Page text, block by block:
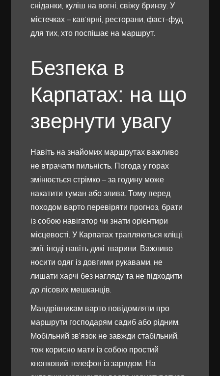
сніданки, куліш на вогні, свіжу бринзу. У
містечках – кав’ярні, ресторани, фаст-фуд
для тих, хто поспішає на маршрут.
Безпека в
Карпатах: на що
звернути увагу
Навіть на знайомих маршрутах важливо
не втрачати пильність. Погода у горах
змінюється стрімко – за годину може
накатити туман або злива. Тому перед
походом варто перевіряти прогноз, брати
із собою навігатор чи знати орієнтири
місцевості. У Карпатах трапляються кліщі,
змії, іноді навіть дикі тварини. Важливо
носити одяг із довгими рукавами, не
лишати харчі без нагляду та не підходити
до лісових мешканців.
Мандрівникам варто повідомляти про
маршрути господарям садиб або рідним.
Мобільний зв’язок не завжди стабільний,
тож корисно мати із собою простий
кнопковий телефон із зарядом. На